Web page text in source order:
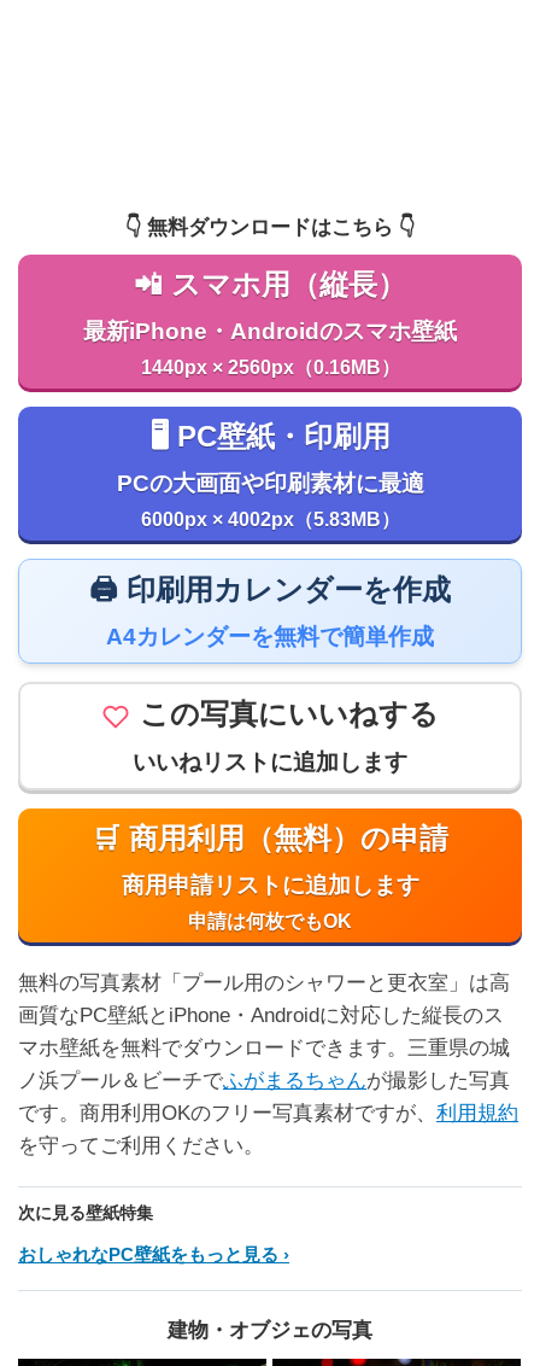
👇️ 無料ダウンロードはこちら 👇️
📲 スマホ用（縦長）
最新iPhone・Androidのスマホ壁紙
1440px × 2560px（0.16MB）
🖥️ PC壁紙・印刷用
PCの大画面や印刷素材に最適
6000px × 4002px（5.83MB）
🖨️ 印刷用カレンダーを作成
A4カレンダーを無料で簡単作成
この写真にいいねする
いいねリストに追加します
🛒 商用利用（無料）の申請
商用申請リストに追加します
申請は何枚でもOK
無料の写真素材「プール用のシャワーと更衣室」は高
画質なPC壁紙とiPhone・Androidに対応した縦長のス
マホ壁紙を無料でダウンロードできます。三重県の城
ノ浜プール＆ビーチでふがまるちゃんが撮影した写真
です。商用利用OKのフリー写真素材ですが、 利用規約
を守ってご利用ください。
次に見る壁紙特集
おしゃれなPC壁紙をもっと見る
建物・オブジェの写真